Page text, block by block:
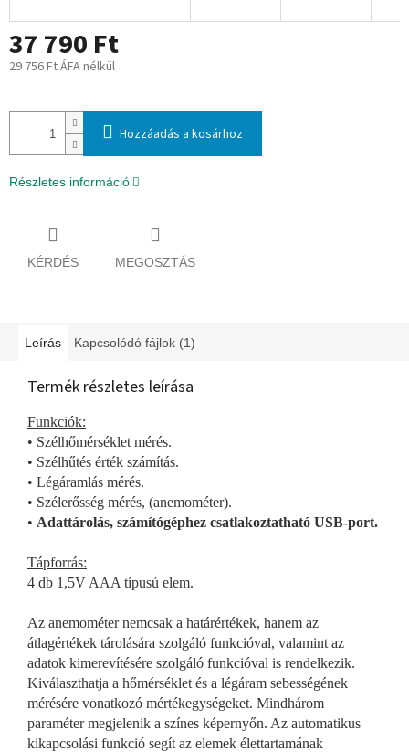
37 790 Ft
29 756 Ft ÁFA nélkül
Hozzáadás a kosárhoz
Részletes információ
KÉRDÉS MEGOSZTÁS
Leírás Kapcsolódó fájlok (1)
Termék részletes leírása
Funkciók:
• Szélhőmérséklet mérés.
• Szélhűtés érték számítás.
• Légáramlás mérés.
• Szélerősség mérés, (anemométer).
• Adattárolás, számítógéphez csatlakoztatható USB-port.
Tápforrás:
4 db 1,5V AAA típusú elem.
Az anemométer nemcsak a határértékek, hanem az
átlagértékek tárolására szolgáló funkcióval, valamint az
adatok kimerevítésére szolgáló funkcióval is rendelkezik.
Kiválaszthatja a hőmérséklet és a légáram sebességének
mérésére vonatkozó mértékegységeket. Mindhárom
paraméter megjelenik a színes képernyőn. Az automatikus
kikapcsolási funkció segít az elemek élettartamának